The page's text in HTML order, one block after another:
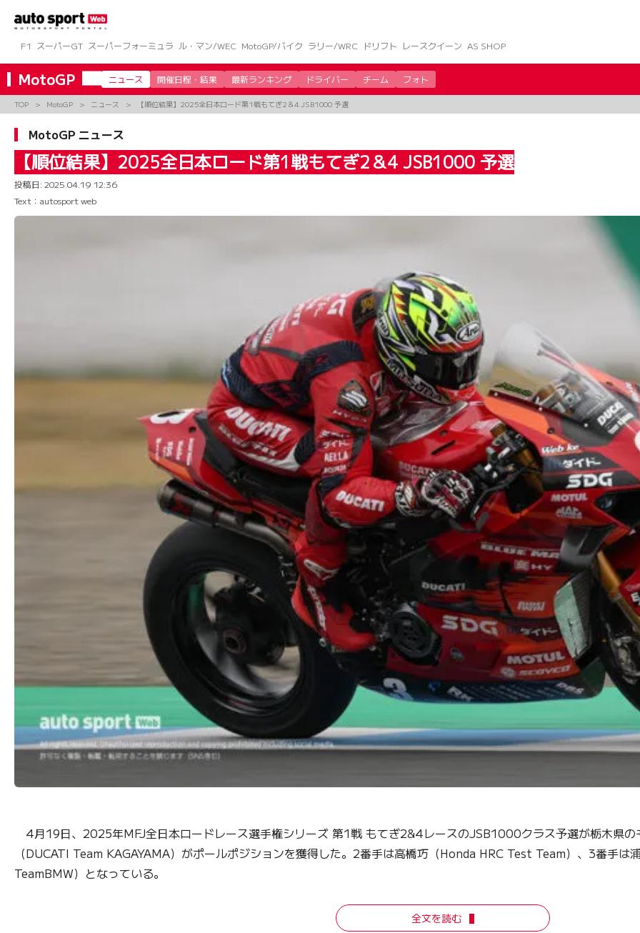
ツ
へ
ス
キ
ッ
F1 スーパーGT スーパーフォーミュラ ル・マン/WEC MotoGP/バイク ラリー/WRC ドリフト レースクイーン AS SHOP
MotoGP ニュース 開催日程・結果 最新ランキング ドライバー チーム フォト
TOP MotoGP ニュース 【順位結果】2025全日本ロード第1戦もてぎ2＆4 JSB1000 予選
MotoGP ニュース
【順位結果】2025全日本ロード第1戦もてぎ2＆4 JSB1000 予選
投稿日: 2025.04.19 12:36
Text：autosport web
4月19日、2025年MFJ全日本ロードレース選手権シリーズ 第1戦 もてぎ2&4レースのJSB1000クラス予選が栃木県の
（DUCATI Team KAGAYAMA）がポールポジションを獲得した。2番手は高橋巧（Honda HRC Test Team）、3番手
TeamBMW）となっている。
全文を読む